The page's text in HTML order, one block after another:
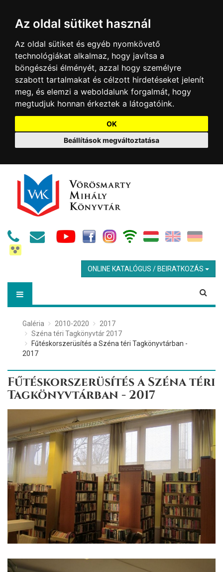
Az oldal sütiket használ
Az oldal sütiket és egyéb nyomkövető
technológiákat alkalmaz, hogy javítsa a
böngészési élményét, azzal hogy személyre
szabott tartalmakat és célzott hirdetéseket jelenít
meg, és elemzi a weboldalunk forgalmát, hogy
megtudjuk honnan érkeztek a látogatóink.
OK
Beállítások megváltoztatása
ONLINE KATALÓGUS / BEIRATKOZÁS
Galéria 2010-2020
2017
Széna téri Tagkönyvtár 2017
Fűtéskorszerüsítés a Széna téri Tagkönyvtárban -
2017
Fűtéskorszerüsítés a Széna téri
Tagkönyvtárban - 2017